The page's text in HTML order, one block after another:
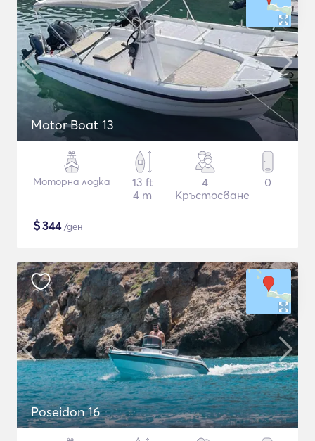
Motor Boat 13
Моторна лодка
13 ft
4 m
4
Кръстосване
0
$344/ден
Poseidon 16